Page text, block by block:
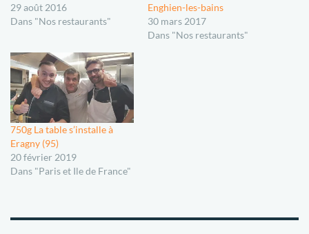
29 août 2016
Dans "Nos restaurants"
Enghien-les-bains
30 mars 2017
Dans "Nos restaurants"
750g La table s’installe à
Eragny (95)
20 février 2019
Dans "Paris et Ile de France"